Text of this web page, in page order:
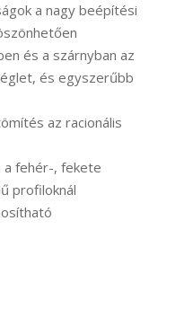
a nagy beépítési
és a szárnyban az
és egyszerűbb
az racionális
a fehér-, fekete
profiloknál